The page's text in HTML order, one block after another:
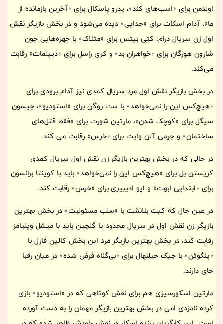
اولدمن برای «اسب‌های کند»، پدرو پاسکال برای «آخرین بازمانده از
ما»، آدام اسکات برای «جدایی» دیده می‌شود و در بخش بازیگر نقش
اول زن سریال درام، کتی بیتس برای «متلاک» با چهره‌هایی چون
شارون هورگان برای «خواهران بد» و کری راسل برای «دیپلمات» رقابت
می‌کند.
در بخش بازیگر نقش اول مرد سریال کمدی نیز آدام برودی برای
«هیچ‌کس این را نمی‌خواهد» با ست روگن برای «استودیو»، جیسون
سیگل برای «کوچک شدن»، مارتین شورت برای «فقط قتل‌های
ساختمان» و جرمی آلن وایت برای «خرس» رقابت می کند.
در حالی که در بخش بهترین بازیگر زن نقش اول سریال کمدی
کریستن بل برای «هیچ‌کس این را نمی‌خواهد» باید با کوینتا برانسون
برای «ابتدایی ابوت» و ایو ادیبیری برای «خرس» رقابت کند.
در عین حال که کیت بلانشت با «سلب مسئولیت» در بخش بهترین
بازیگر زن نقش اول در سریال محدود یا گلچین باید با میشل ویلیامز
رقابت کند، در بخش بهترین بازیگر مرد این بخش کالین فارل با
«پنگوئن» با جیک جیلنهال برای «بی‌گناه فرض شده» در میان رقبا
جای دارند.
مارتین اسکورسیزی هم برای نقش کوتاهی که در «استودیو» بازی
کرده نامزدی امی در بخش بهترین بازیگر مهمان را به دست آورده